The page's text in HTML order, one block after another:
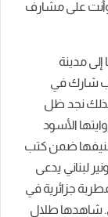
على مشارف
مدينة
شارك في
لذلك نجد ظل
الأسود
ضمن كتب
لبناني يدعى
جزائرية في
شاهدها طلال